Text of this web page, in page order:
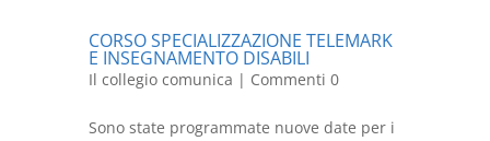
CORSO SPECIALIZZAZIONE TELEMARK
E INSEGNAMENTO DISABILI
Il collegio comunica | Commenti 0
Sono state programmate nuove date per i